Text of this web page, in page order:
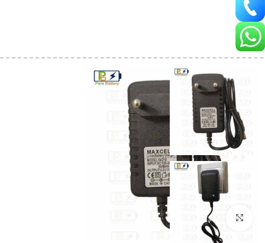
بزرگنمایی تصویر